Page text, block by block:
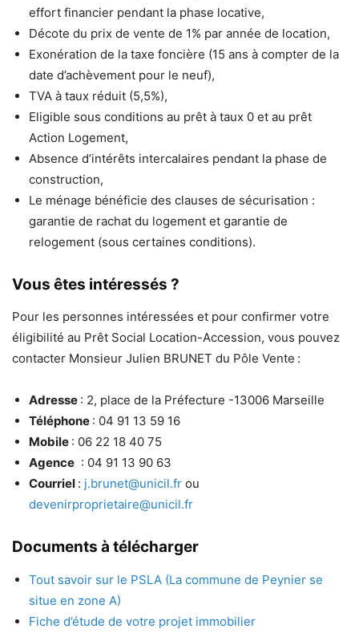
effort financier pendant la phase locative,
Décote du prix de vente de 1% par année de location,
Exonération de la taxe foncière (15 ans à compter de la
date d’achèvement pour le neuf),
TVA à taux réduit (5,5%),
Eligible sous conditions au prêt à taux 0 et au prêt
Action Logement,
Absence d’intérêts intercalaires pendant la phase de
construction,
Le ménage bénéficie des clauses de sécurisation :
garantie de rachat du logement et garantie de
relogement (sous certaines conditions).
Vous êtes intéressés ?
Pour les personnes intéressées et pour confirmer votre
éligibilité au Prêt Social Location-Accession, vous pouvez
contacter Monsieur Julien BRUNET du Pôle Vente :
Adresse : 2, place de la Préfecture -13006 Marseille
Téléphone : 04 91 13 59 16
Mobile : 06 22 18 40 75
Agence : 04 91 13 90 63
Courriel : j.brunet@unicil.fr ou
devenirproprietaire@unicil.fr
Documents à télécharger
Tout savoir sur le PSLA (La commune de Peynier se
situe en zone A)
Fiche d’étude de votre projet immobilier